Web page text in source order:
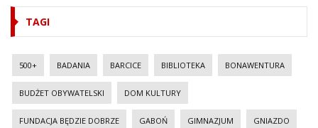
TAGI
500+ BADANIA BARCICE BIBLIOTEKA BONAWENTURA
BUDŻET OBYWATELSKI DOM KULTURY
FUNDACJA BĘDZIE DOBRZE GABOŃ GIMNAZJUM GNIAZDO